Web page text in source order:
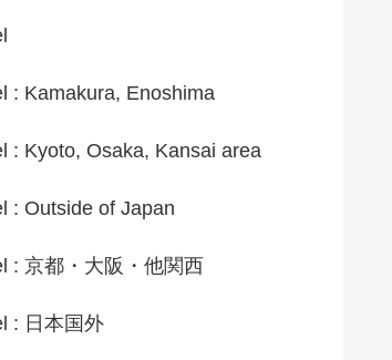
: Kamakura, Enoshima
: Kyoto, Osaka, Kansai area
: Outside of Japan
: 京都・大阪・他関西
: 日本国外